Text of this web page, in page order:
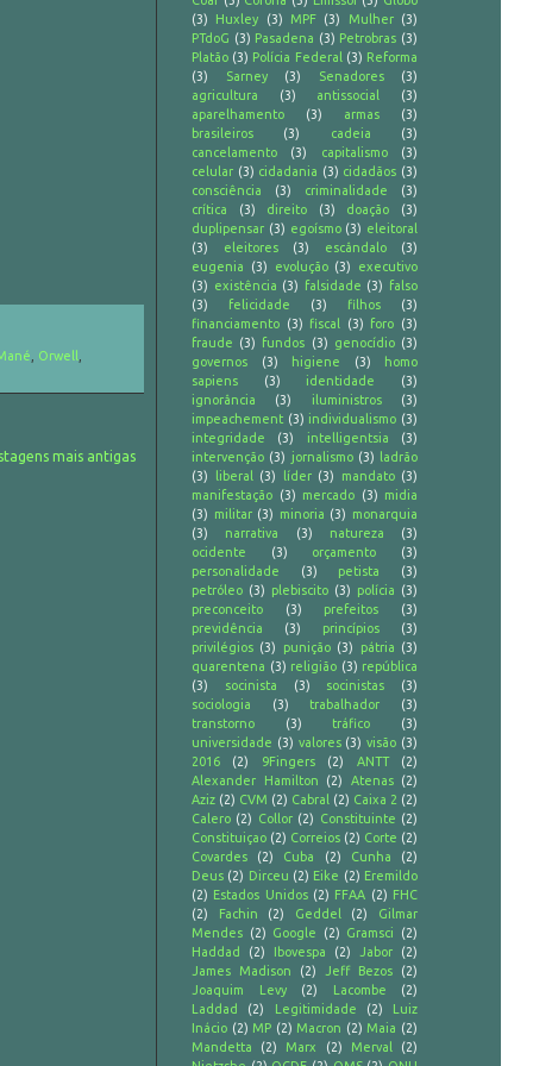
Orwell
mais antigas
(3)
Huxley (3) MPF (3) Mulher
(3)
PTdoG (3) Pasadena (3) Petrobras (3)
Platão (3) Polícia Federal (3) Reforma
(3)
Sarney (3) Senadores
(3)
agricultura
(3) antissocial
(3)
aparelhamento
(3) armas
(3)
brasileiros
(3) cadeia
(3)
cancelamento
(3) capitalismo
(3)
celular (3) cidadania (3) cidadãos (3)
consciência
(3) criminalidade
(3)
crítica
(3) direito (3) doação
(3)
duplipensar (3) egoísmo (3) eleitoral
(3)
eleitores (3) escândalo
(3)
eugenia
(3) evolução (3)
executivo
(3) existência (3) falsidade (3)
falso
(3)
felicidade (3) filhos
(3)
financiamento (3) fiscal (3) foro (3)
fraude (3) fundos (3) genocídio (3)
governos
(3) higiene (3)
homo
sapiens
(3) identidade
(3)
ignorância
(3) iluministros
(3)
impeachement (3) individualismo (3)
integridade
(3) intelligentsia
(3)
intervenção (3) jornalismo (3)
ladrão
(3)
liberal (3) líder (3) mandato (3)
manifestação (3) mercado (3) midia
(3) militar (3) minoria (3) monarquia
(3)
narrativa (3) natureza
(3)
ocidente
(3) orçamento
(3)
personalidade
(3) petista
(3)
petróleo (3) plebiscito (3) polícia (3)
preconceito
(3) prefeitos
(3)
previdência
(3) princípios
(3)
privilégios (3) punição (3) pátria (3)
quarentena (3) religião (3) república
(3)
socinista (3) socinistas
(3)
sociologia
(3) trabalhador
(3)
transtorno
(3) tráfico
(3)
universidade (3) valores (3) visão (3)
2016
(2) 9Fingers (2) ANTT
(2)
Alexander Hamilton
(2) Atenas
(2)
Aziz (2) CVM (2) Cabral (2) Caixa 2 (2)
Calero (2) Collor (2) Constituinte (2)
Constituiçao (2) Correios (2) Corte (2)
Covardes
(2) Cuba (2) Cunha
(2)
Deus (2) Dirceu (2) Eike (2) Eremildo
(2) Estados Unidos (2) FFAA (2) FHC
(2)
Fachin (2) Geddel (2)
Gilmar
Mendes (2) Google (2) Gramsci
(2)
Haddad
(2) Ibovespa (2) Jabor
(2)
James Madison
(2) Jeff Bezos
(2)
Joaquim Levy
(2) Lacombe
(2)
Laddad
(2) Legitimidade (2)
Luiz
Inácio (2) MP (2) Macron (2) Maia (2)
Mandetta
(2) Marx (2) Merval
(2)